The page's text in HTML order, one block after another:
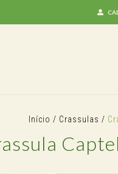
Início / Crassulas /